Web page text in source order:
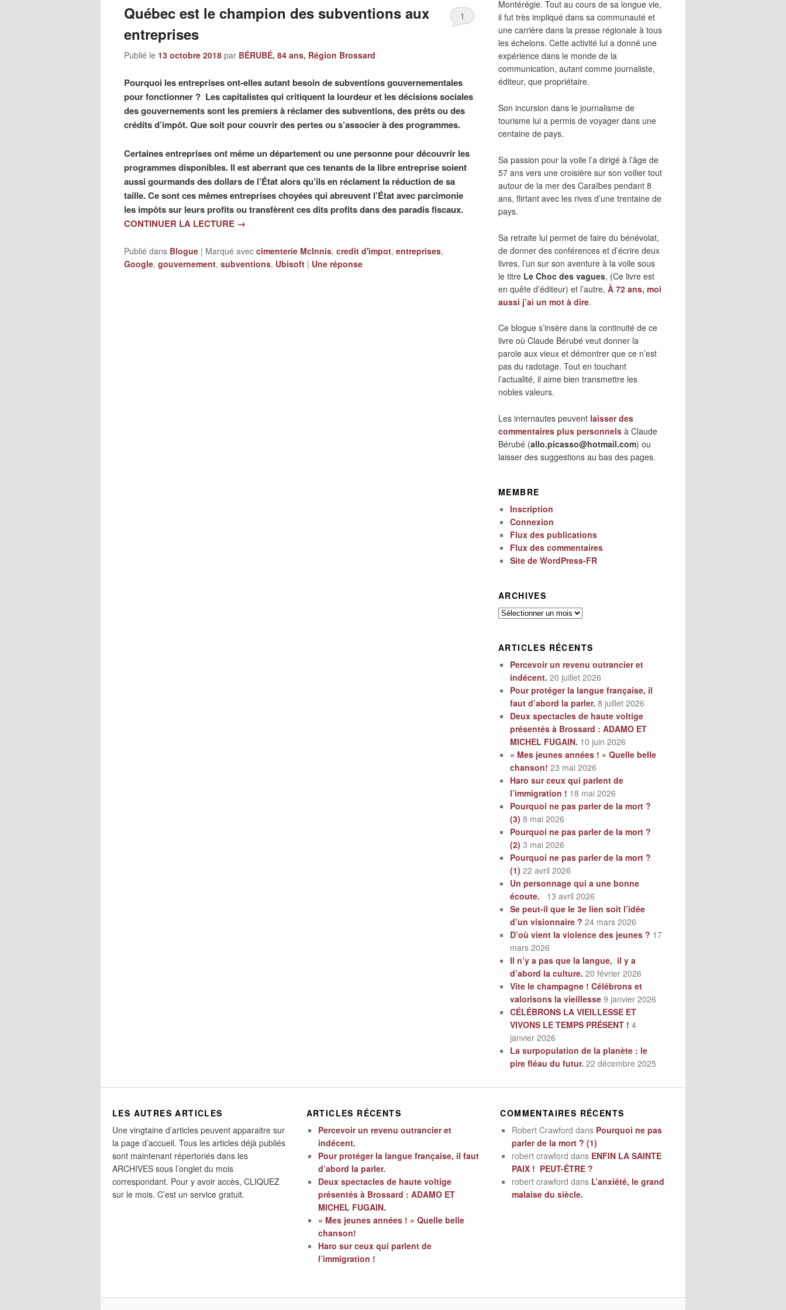
Québec est le champion des subventions aux
entreprises
Publié le 13 octobre 2018 par BÉRUBÉ, 84 ans, Région Brossard
1
Pourquoi les entreprises ont-elles autant besoin de subventions gouvernementales
pour fonctionner ? Les capitalistes qui critiquent la lourdeur et les décisions sociales
des gouvernements sont les premiers à réclamer des subventions, des prêts ou des
crédits d’impôt. Que soit pour couvrir des pertes ou s’associer à des programmes.
Certaines entreprises ont même un département ou une personne pour découvrir les
programmes disponibles. Il est aberrant que ces tenants de la libre entreprise soient
aussi gourmands des dollars de l’État alors qu’ils en réclament la réduction de sa
taille. Ce sont ces mêmes entreprises choyées qui abreuvent l’État avec parcimonie
les impôts sur leurs profits ou transfèrent ces dits profits dans des paradis fiscaux.
CONTINUER LA LECTURE →
Publié dans Blogue | Marqué avec cimenterie McInnis, credit d'impot, entreprises,
Google, gouvernement, subventions, Ubisoft | Une réponse
Montérégie. Tout au cours de sa longue vie,
il fut très impliqué dans sa communauté et
une carrière dans la presse régionale à tous
les échelons. Cette activité lui a donné une
expérience dans le monde de la
communication, autant comme journaliste,
éditeur, que propriétaire.
Son incursion dans le journalisme de
tourisme lui a permis de voyager dans une
centaine de pays.
Sa passion pour la voile l’a dirigé à l’âge de
57 ans vers une croisière sur son voilier tout
autour de la mer des Caraïbes pendant 8
ans, flirtant avec les rives d’une trentaine de
pays.
Sa retraite lui permet de faire du bénévolat,
de donner des conférences et d’écrire deux
livres, l’un sur son aventure à la voile sous
le titre Le Choc des vagues, (Ce livre est
en quête d’éditeur) et l’autre, À 72 ans, moi
aussi j’ai un mot à dire.
Ce blogue s’insère dans la continuité de ce
livre où Claude Bérubé veut donner la
parole aux vieux et démontrer que ce n’est
pas du radotage. Tout en touchant
l’actualité, il aime bien transmettre les
nobles valeurs.
Les internautes peuvent laisser des
commentaires plus personnels à Claude
Bérubé (allo.picasso@hotmail.com) ou
laisser des suggestions au bas des pages.
MEMBRE
Inscription
Connexion
Flux des publications
Flux des commentaires
Site de WordPress-FR
ARCHIVES
Archives
ARTICLES RÉCENTS
Percevoir un revenu outrancier et
indécent. 20 juillet 2026
Pour protéger la langue française, il
faut d’abord la parler. 8 juillet 2026
Deux spectacles de haute voltige
présentés à Brossard : ADAMO ET
MICHEL FUGAIN. 10 juin 2026
« Mes jeunes années ! » Quelle belle
chanson! 23 mai 2026
Haro sur ceux qui parlent de
l’immigration ! 18 mai 2026
Pourquoi ne pas parler de la mort ?
(3) 8 mai 2026
Pourquoi ne pas parler de la mort ?
(2) 3 mai 2026
Pourquoi ne pas parler de la mort ?
(1) 22 avril 2026
Un personnage qui a une bonne
écoute.
13 avril 2026
Se peut-il que le 3e lien soit l’idée
d’un visionnaire ? 24 mars 2026
D’où vient la violence des jeunes ? 17
mars 2026
Il n’y a pas que la langue, il y a
d’abord la culture. 20 février 2026
Vite le champagne ! Célébrons et
valorisons la vieillesse 9 janvier 2026
CÉLÉBRONS LA VIEILLESSE ET
VIVONS LE TEMPS PRÉSENT ! 4
janvier 2026
La surpopulation de la planète : le
pire fléau du futur. 22 décembre 2025
LES AUTRES ARTICLES
Une vingtaine d’articles peuvent apparaitre sur
la page d’accueil. Tous les articles déjà publiés
sont maintenant répertoriés dans les
ARCHIVES sous l’onglet du mois
correspondant. Pour y avoir accès, CLIQUEZ
sur le mois. C’est un service gratuit.
ARTICLES RÉCENTS
Percevoir un revenu outrancier et
indécent.
Pour protéger la langue française, il faut
d’abord la parler.
Deux spectacles de haute voltige
présentés à Brossard : ADAMO ET
MICHEL FUGAIN.
« Mes jeunes années ! » Quelle belle
chanson!
Haro sur ceux qui parlent de
l’immigration !
COMMENTAIRES RÉCENTS
Robert Crawford dans Pourquoi ne pas
parler de la mort ? (1)
robert crawford dans ENFIN LA SAINTE
PAIX ! PEUT-ÊTRE ?
robert crawford dans L’anxiété, le grand
malaise du siècle.